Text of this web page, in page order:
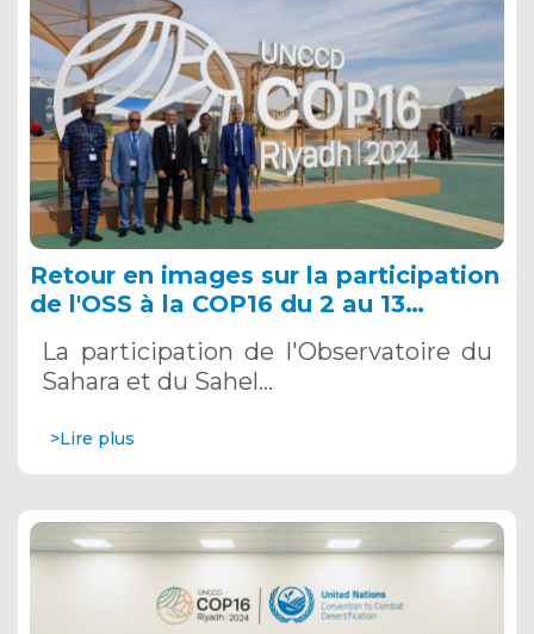
Retour en images sur la participation
de l'OSS à la COP16 du 2 au 13
Saoudite
La participation de l'Observatoire du
Sahara et du Sahel…
>Lire plus